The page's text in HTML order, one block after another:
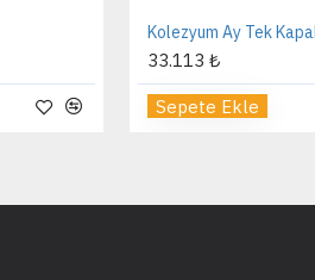
Kolezyum Ay Tek
33.113 ₺
Sepete Ekle